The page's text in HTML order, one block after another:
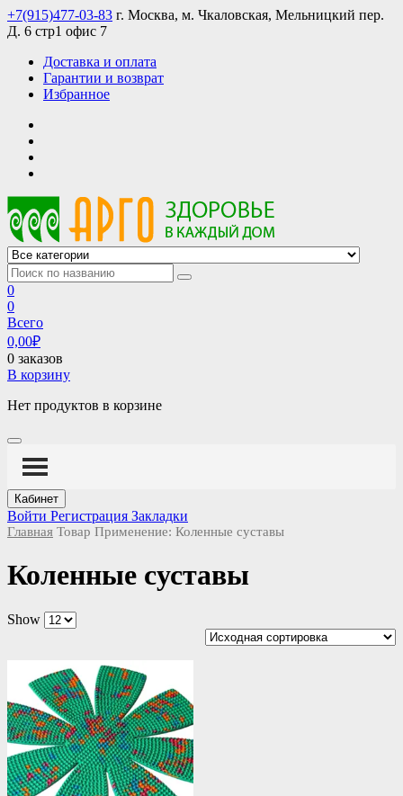
Skip
to
+7(915)477-03-83 г. Москва, м. Чкаловская, Мельницкий пер.
Д. 6 стр1 офис 7
Доставка и оплата
Гарантии и возврат
Избранное
АРГО интернет магазин, доставка в Москве и по всей России
АРГО каталог каталог продукции, официальные цены
0
0
Всего
0,00₽
0 заказов
В корзину
Нет продуктов в корзине
Кабинет
Войти Регистрация Закладки
Главная Товар Применение: Коленные суставы
Коленные суставы
Show